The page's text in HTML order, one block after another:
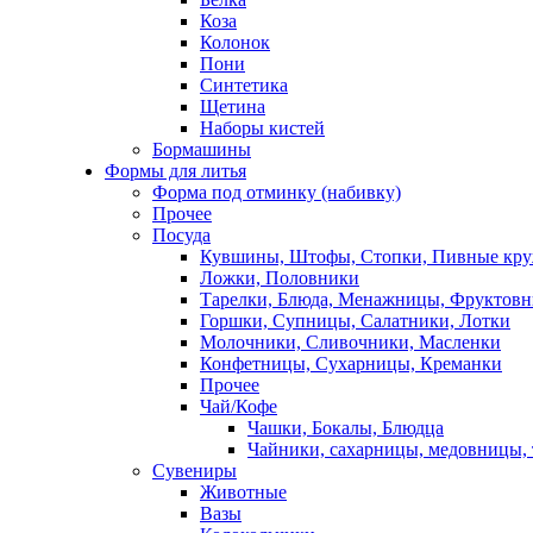
Коза
Колонок
Пони
Синтетика
Щетина
Наборы кистей
Бормашины
Формы для литья
Форма под отминку (набивку)
Прочее
Посуда
Кувшины, Штофы, Стопки, Пивные
Ложки, Половники
Тарелки, Блюда, Менажницы,
Горшки, Супницы, Салатники, Лотки
Молочники, Сливочники, Масленки
Конфетницы, Сухарницы, Креманки
Прочее
Чай/Кофе
Чашки, Бокалы, Блюдца
Чайники, сахарницы, медовницы,
Сувениры
Животные
Вазы